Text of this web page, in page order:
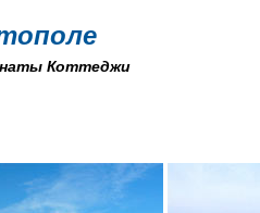
Коттеджи